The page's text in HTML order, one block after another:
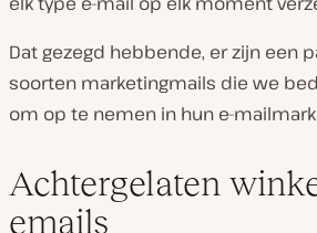
Dat gezegd hebbende, er zijn een
soorten marketingmails die we
om op te nemen in hun e-
Achtergelaten
emails